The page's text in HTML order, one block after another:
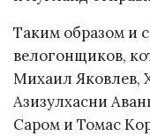
Таким образом и
велогонщиков,
Михаил Яковлев,
Азизулхасни
Саром и Томас